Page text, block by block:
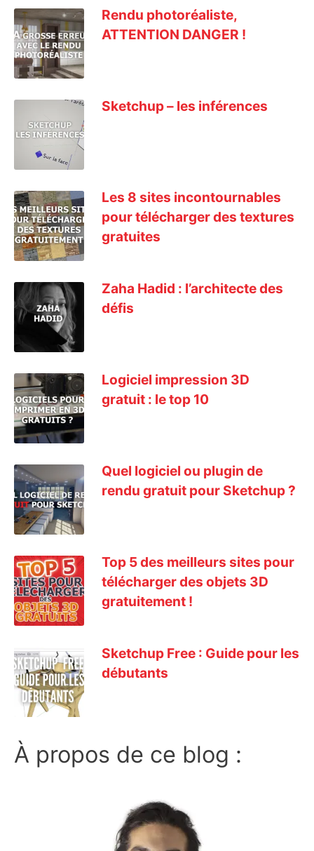
Rendu photoréaliste,
ATTENTION DANGER !
Sketchup – les inférences
Les 8 sites incontournables
pour télécharger des textures
gratuites
Zaha Hadid : l’architecte des
défis
Logiciel impression 3D
gratuit : le top 10
Quel logiciel ou plugin de
rendu gratuit pour Sketchup ?
Top 5 des meilleurs sites pour
télécharger des objets 3D
gratuitement !
Sketchup Free : Guide pour les
débutants
À propos de ce blog :